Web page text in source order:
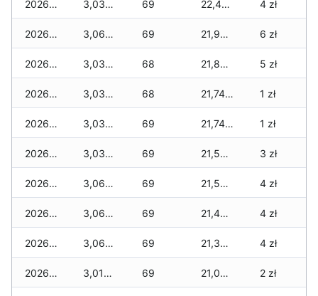
2026-05-12 3,035 zł 69 22,440 zł 4 zł
2026-05-09 3,060 zł 69 21,965 zł 6 zł
2026-05-08 3,035 zł 68 21,840 zł 5 zł
2026-05-07 3,035 zł 68 21,740 zł 1 zł
2026-05-06 3,035 zł 69 21,740 zł 1 zł
2026-05-05 3,035 zł 69 21,540 zł 3 zł
2026-05-04 3,060 zł 69 21,540 zł 4 zł
2026-05-03 3,060 zł 69 21,430 zł 4 zł
2026-05-02 3,060 zł 69 21,330 zł 4 zł
2026-05-01 3,010 zł 69 21,030 zł 2 zł